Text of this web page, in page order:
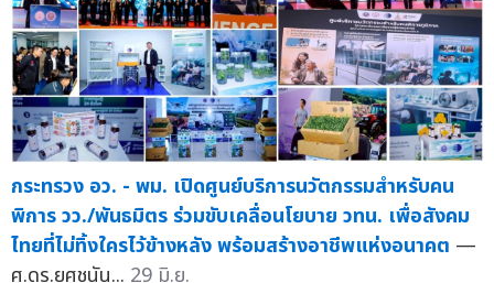
กระทรวง อว. - พม. เปิดศูนย์บริการนวัตกรรมสำหรับคน
พิการ วว./พันธมิตร ร่วมขับเคลื่อนโยบาย วทน. เพื่อสังคม
ไทยที่ไม่ทิ้งใครไว้ข้างหลัง พร้อมสร้างอาชีพแห่งอนาคต —
ศ.ดร.ยศชนัน... 29 มิ.ย.